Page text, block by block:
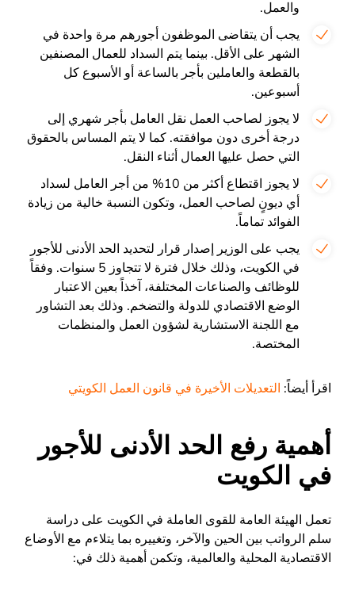
والعمل.
يجب أن يتقاضى الموظفون أجورهم مرة واحدة في
الشهر على الأقل. بينما يتم السداد للعمال المصنفين
بالقطعة والعاملين بأجر بالساعة أو الأسبوع كل
أسبوعين.
لا يجوز لصاحب العمل نقل العامل بأجر شهري إلى
درجة أخرى دون موافقته. كما لا يتم المساس بالحقوق
التي حصل عليها العمال أثناء النقل.
لا يجوز اقتطاع أكثر من 10% من أجر العامل لسداد
أي ديونٍ لصاحب العمل، وتكون النسبة خالية من زيادة
الفوائد تماماً.
يجب على الوزير إصدار قرار لتحديد الحد الأدنى للأجور
في الكويت، وذلك خلال فترة لا تتجاوز 5 سنوات. وفقاً
للوظائف والصناعات المختلفة، آخذاً بعين الاعتبار
الوضع الاقتصادي للدولة والتضخم. وذلك بعد التشاور
مع اللجنة الاستشارية لشؤون العمل والمنظمات
المختصة.
اقرأ أيضاً: التعديلات الأخيرة في قانون العمل الكويتي
أهمية رفع الحد الأدنى للأجور
في الكويت
تعمل الهيئة العامة للقوى العاملة في الكويت على دراسة
سلم الرواتب بين الحين والآخر، وتغييره بما يتلاءم مع الأوضاع
الاقتصادية المحلية والعالمية، وتكمن أهمية ذلك في: